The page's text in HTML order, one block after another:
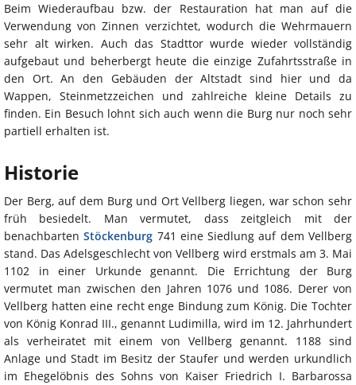
Beim Wiederaufbau bzw. der Restauration hat man auf die
Verwendung von Zinnen verzichtet, wodurch die Wehrmauern
sehr alt wirken. Auch das Stadttor wurde wieder vollständig
aufgebaut und beherbergt heute die einzige Zufahrtsstraße in
den Ort. An den Gebäuden der Altstadt sind hier und da
Wappen, Steinmetzzeichen und zahlreiche kleine Details zu
finden. Ein Besuch lohnt sich auch wenn die Burg nur noch sehr
partiell erhalten ist.
Historie
Der Berg, auf dem Burg und Ort Vellberg liegen, war schon sehr
früh besiedelt. Man vermutet, dass zeitgleich mit der
benachbartenStöckenburg 741 eine Siedlung auf dem Vellberg
stand. Das Adelsgeschlecht von Vellberg wird erstmals am 3. Mai
1102 in einer Urkunde genannt. Die Errichtung der Burg
vermutet man zwischen den Jahren 1076 und 1086. Derer von
Vellberg hatten eine recht enge Bindung zum König. Die Tochter
von König Konrad III., genannt Ludimilla, wird im 12. Jahrhundert
als verheiratet mit einem von Vellberg genannt. 1188 sind
Anlage und Stadt im Besitz der Staufer und werden urkundlich
im Ehegelöbnis des Sohns von Kaiser Friedrich I. Barbarossa